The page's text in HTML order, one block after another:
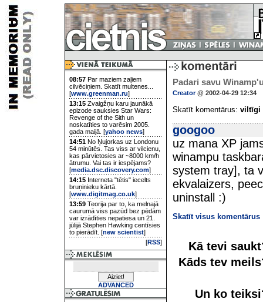
08:57 Par maziem zaļiem
cilvēciņiem. Skatīt multenes...
[www.greenman.ru]
13:15 Zvaigžņu karu jaunākā
epizode sauksies Star Wars:
Revenge of the Sith un
noskatīties to varēsim 2005.
gada maijā. [yahoo news]
14:51 No Ņujorkas uz Londonu
54 minūtēs. Tas viss ar vilcienu,
kas pārvietosies ar ~8000 km/h
ātrumu. Vai tas ir iespējams?
[media.dsc.discovery.com]
14:15 Interneta "tētis" iecelts
bruņinieku kārtā.
[www.digitmag.co.uk]
13:59 Teorija par to, ka melnajā
caurumā viss pazūd bez pēdām
var izrādīties nepatiesa un 21.
jūlijā Stephen Hawking centīsies
to pierādīt. [new scientist]
[RSS]
ADVANCED
Padari savu
Creator@ 2002-04-29 12:34
Skatīt komentārus: viltīgi
googoo
uz mana XP
winampu
system tray], ta
ekvalaizers,
uninstall :)
Skatīt visus komentārus
Kā tevi
Kāds tev
Un ko